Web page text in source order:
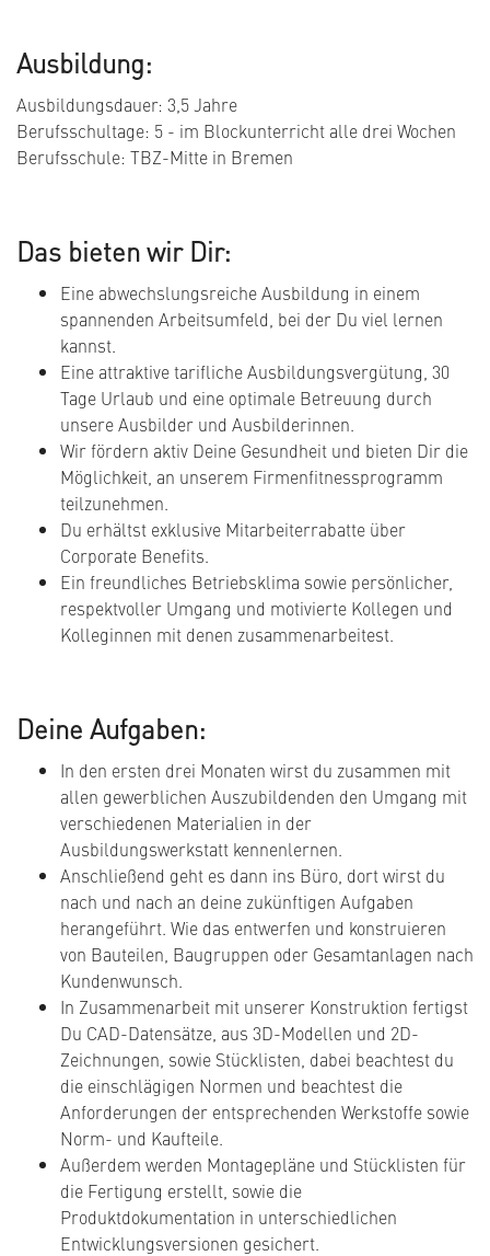
Ausbildung:
Ausbildungsdauer: 3,5 Jahre
Berufsschultage: 5 - im Blockunterricht alle drei Wochen
Berufsschule: TBZ-Mitte in Bremen
Das bieten wir Dir:
Eine abwechslungsreiche Ausbildung in einem
spannenden Arbeitsumfeld, bei der Du viel lernen
kannst.
Eine attraktive tarifliche Ausbildungsvergütung, 30
Tage Urlaub und eine optimale Betreuung durch
unsere Ausbilder und Ausbilderinnen.
Wir fördern aktiv Deine Gesundheit und bieten Dir die
Möglichkeit, an unserem Firmenfitnessprogramm
teilzunehmen.
Du erhältst exklusive Mitarbeiterrabatte über
Corporate Benefits.
Ein freundliches Betriebsklima sowie persönlicher,
respektvoller Umgang und motivierte Kollegen und
Kolleginnen mit denen zusammenarbeitest.
Deine Aufgaben:
In den ersten drei Monaten wirst du zusammen mit
allen gewerblichen Auszubildenden den Umgang mit
verschiedenen Materialien in der
Ausbildungswerkstatt kennenlernen.
Anschließend geht es dann ins Büro, dort wirst du
nach und nach an deine zukünftigen Aufgaben
herangeführt. Wie das entwerfen und konstruieren
von Bauteilen, Baugruppen oder Gesamtanlagen nach
Kundenwunsch.
In Zusammenarbeit mit unserer Konstruktion fertigst
Du CAD-Datensätze, aus 3D-Modellen und 2D-
Zeichnungen, sowie Stücklisten, dabei beachtest du
die einschlägigen Normen und beachtest die
Anforderungen der entsprechenden Werkstoffe sowie
Norm- und Kaufteile.
Außerdem werden Montagepläne und Stücklisten für
die Fertigung erstellt, sowie die
Produktdokumentation in unterschiedlichen
Entwicklungsversionen gesichert.